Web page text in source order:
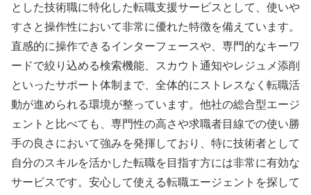
とした技術職に特化した転職支援サービスとして、使いや
すさと操作性において非常に優れた特徴を備えています。
直感的に操作できるインターフェースや、専門的なキーワ
ードで絞り込める検索機能、スカウト通知やレジュメ添削
といったサポート体制まで、全体的にストレスなく転職活
動が進められる環境が整っています。他社の総合型エージ
ェントと比べても、専門性の高さや求職者目線での使い勝
手の良さにおいて強みを発揮しており、特に技術者として
自分のスキルを活かした転職を目指す方には非常に有効な
サービスです。安心して使える転職エージェントを探して